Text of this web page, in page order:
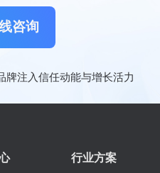
咨询
牌注入信任动能与增长活力
行业方案